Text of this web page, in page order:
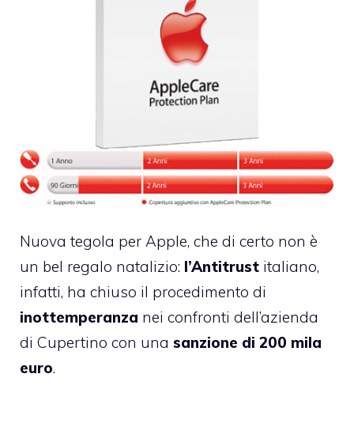
Nuova tegola per Apple, che di certo non è
un bel regalo natalizio: l’Antitrust italiano,
infatti, ha chiuso il procedimento di
inottemperanza nei confronti dell’azienda
di Cupertino con una sanzione di 200 mila
euro.